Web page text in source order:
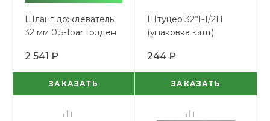
Шланг дождеватель
32 мм 0,5-1bar Голден
2 541 ₽
ЗАКАЗАТЬ
Штуцер 32*1-1/2Н
(упаковка -5шт)
244 ₽
ЗАКАЗАТЬ